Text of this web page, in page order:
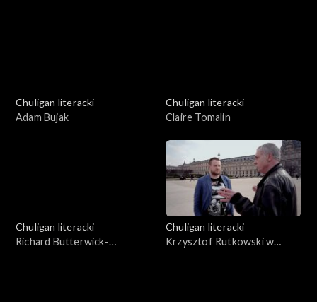
Chuligan literacki
Adam Bujak
Chuligan literacki
Claire Tomalin
Chuligan literacki
Richard Butterwick-
Chuligan literacki
Krzysztof Rutkowski w